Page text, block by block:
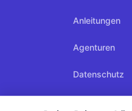
Anleitungen
Agenturen
Datenschutz